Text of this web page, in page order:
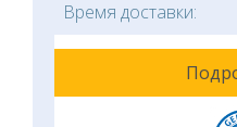
Время доставки: